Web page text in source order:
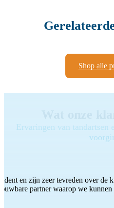
Shop alle
Ervaringen van tandartsen
en zijn zeer tevreden over
partner waarop we kunnen